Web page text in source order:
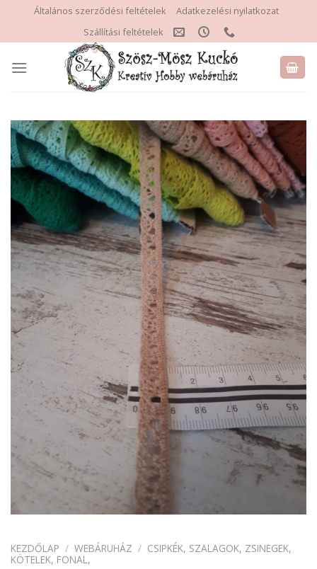
content
Általános szerződési feltételek
Adatkezelési nyilatkozat
Szállítási feltételek
KEZDŐLAP / WEBÁRUHÁZ / CSIPKÉK, SZALAGOK, ZSINEGEK,
KÖTELEK, FONAL,